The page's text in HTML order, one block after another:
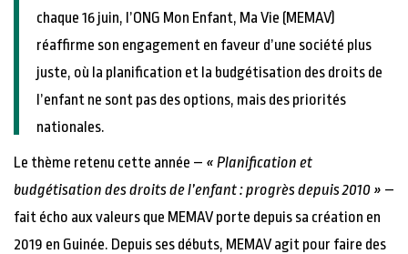
chaque 16 juin, l’ONG Mon Enfant, Ma Vie (MEMAV)
réaffirme son engagement en faveur d’une société plus
juste, où la planification et la budgétisation des droits de
l’enfant ne sont pas des options, mais des priorités
nationales.
Le thème retenu cette année – « Planification et
budgétisation des droits de l’enfant : progrès depuis 2010 » –
fait écho aux valeurs que MEMAV porte depuis sa création en
2019 en Guinée. Depuis ses débuts, MEMAV agit pour faire des